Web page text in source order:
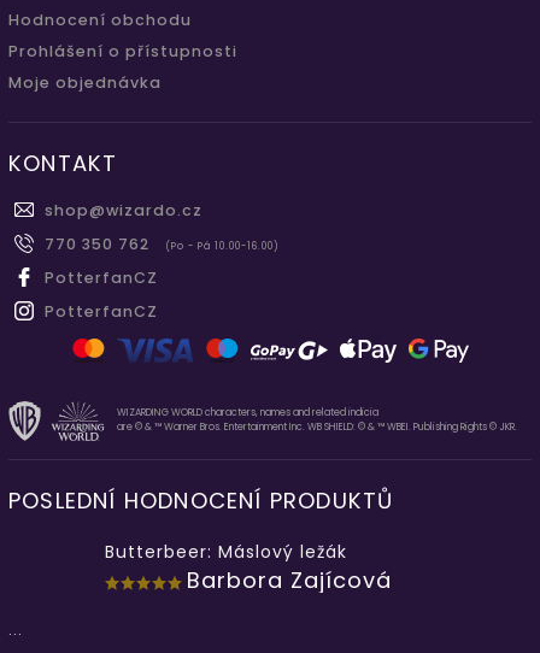
Hodnocení obchodu
Prohlášení o přístupnosti
Moje objednávka
KONTAKT
shop@wizardo.cz
770 350 762
(Po - Pá 10.00-16.00)
PotterfanCZ
PotterfanCZ
WIZARDING WORLD characters, names and related indicia
are © & ™ Warner Bros. Entertainment Inc. WB SHIELD: © & ™ WBEI. Publishing Rights © JKR.
POSLEDNÍ HODNOCENÍ PRODUKTŮ
Butterbeer: Máslový ležák
Barbora Zajícová
...